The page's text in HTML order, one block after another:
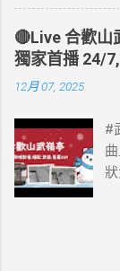
🔴Live 合歡山
獨家首播 24/
12月 07, 2025
#